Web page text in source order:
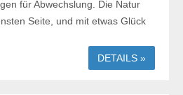
für Abwechslung. Die Natur
Seite, und mit etwas Glück
DETAILS »